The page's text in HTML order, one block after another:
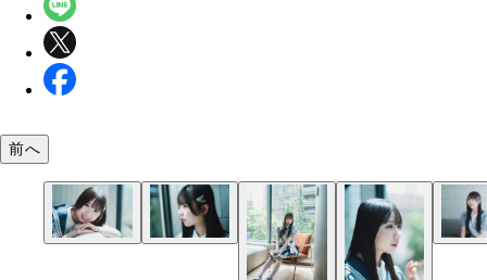
僕が見たかった青空 工藤唯愛インタビュー（1）
僕が見たかった青空 工藤唯愛インタビュー（2）
僕が見たかった青空 工藤唯愛インタビュー（5）
前へ